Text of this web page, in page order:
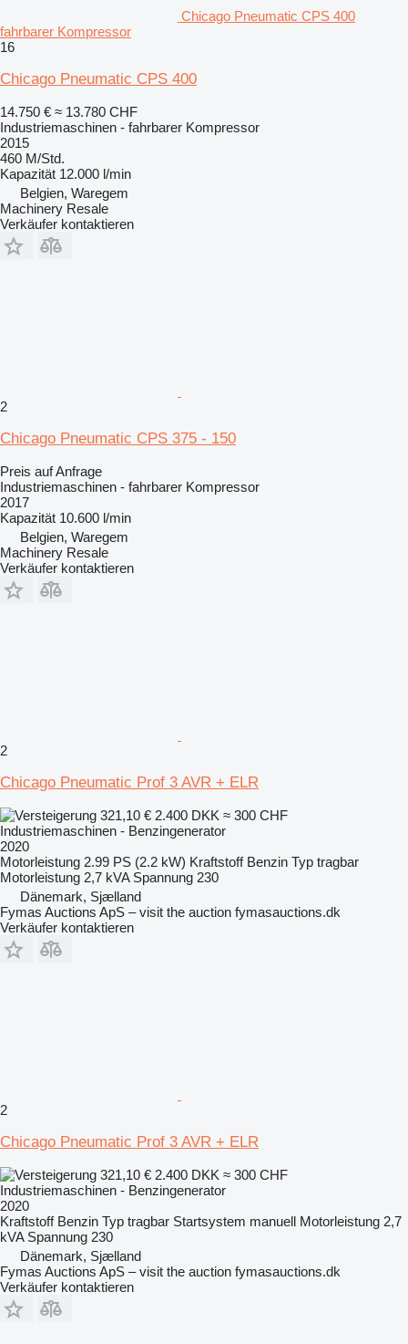
Chicago Pneumatic CPS 400
fahrbarer Kompressor
16
Chicago Pneumatic CPS 400
14.750 € ≈ 13.780 CHF
Industriemaschinen - fahrbarer Kompressor
2015
460 M/Std.
Kapazität 12.000 l/min
Belgien, Waregem
Machinery Resale
Verkäufer kontaktieren
2
Chicago Pneumatic CPS 375 - 150
Preis auf Anfrage
Industriemaschinen - fahrbarer Kompressor
2017
Kapazität 10.600 l/min
Belgien, Waregem
Machinery Resale
Verkäufer kontaktieren
2
Chicago Pneumatic Prof 3 AVR + ELR
321,10 € 2.400 DKK ≈ 300 CHF
Industriemaschinen - Benzingenerator
2020
Motorleistung 2.99 PS (2.2 kW) Kraftstoff Benzin Typ tragbar
Motorleistung 2,7 kVA Spannung 230
Dänemark, Sjælland
Fymas Auctions ApS – visit the auction fymasauctions.dk
Verkäufer kontaktieren
2
Chicago Pneumatic Prof 3 AVR + ELR
321,10 € 2.400 DKK ≈ 300 CHF
Industriemaschinen - Benzingenerator
2020
Kraftstoff Benzin Typ tragbar Startsystem manuell Motorleistung 2,7
kVA Spannung 230
Dänemark, Sjælland
Fymas Auctions ApS – visit the auction fymasauctions.dk
Verkäufer kontaktieren